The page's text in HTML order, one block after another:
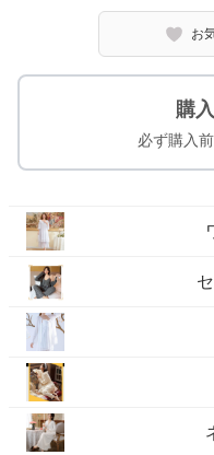
お
購
必ず購入